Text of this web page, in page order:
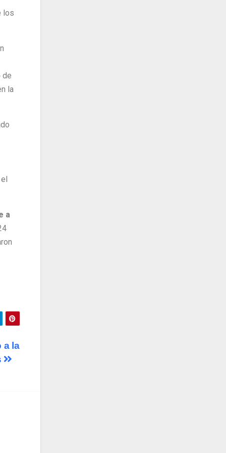
los
de
la
a
a la